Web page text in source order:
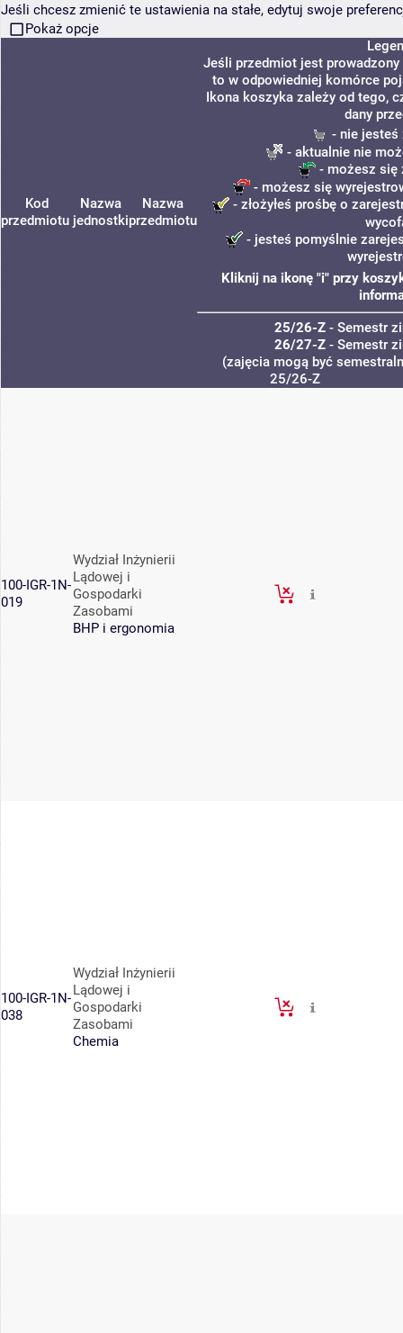
Jeśli chcesz zmienić te ustawienia na stałe, edytuj swoje
Pokaż opcje
Kod
przedmiotu
Nazwa
jednostki
Nazwa
przedmiotu
Jeśli przedmiot jest prowadzony
to w odpowiedniej komórce
Ikona koszyka zależy od tego,
dany
- nie jesteś
- aktualnie nie
- możesz się
- możesz się
- złożyłeś prośbę o
- jesteś pomyślnie
Kliknij na ikonę "i" przy
25/26-Z- Semestr
26/27-Z- Semestr
(zajęcia mogą być
25/26-Z
100-IGR-1N-
019
Wydział Inżynierii
Lądowej i
Gospodarki
Zasobami
BHP i ergonomia
100-IGR-1N-
038
Wydział Inżynierii
Lądowej i
Gospodarki
Zasobami
Chemia